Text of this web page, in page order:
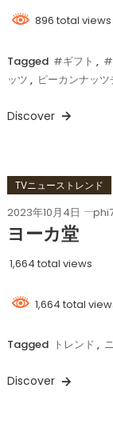
896 total views
Tagged #ギフト , #
ッツ , ピーカンナッツ
Discover
TVニューストレンド
2023年10月4日
ヨーカ堂
1,664 total views
1,664 total
Tagged トレンド ,
Discover